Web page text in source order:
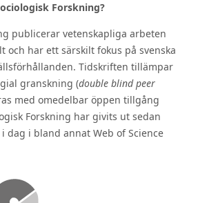
Forskning?
publicerar vetenskapliga arbeten
och har ett särskilt fokus på svenska
Tidskriften tillämpar
granskning (double blind peer
med omedelbar öppen tillgång
Forskning har givits ut sedan
dag i bland annat Web of Science